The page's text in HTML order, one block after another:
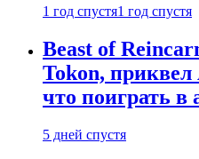
1 год спустя1 год спустя
Beast of
Tokon, приквел
что поиграть в
5 дней спустя